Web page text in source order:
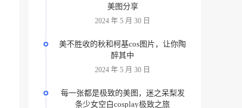
美图分享
2024 年 5 月 30 日
美不胜收的秋和柯基cos图片，让你陶
醉其中
2024 年 5 月 30 日
每一张都是极致的美图，迷之呆梨发
条少女空白cosplay极致之旅